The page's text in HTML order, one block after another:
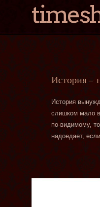
История —
История
слишком мало
по-видимому,
надоедает,